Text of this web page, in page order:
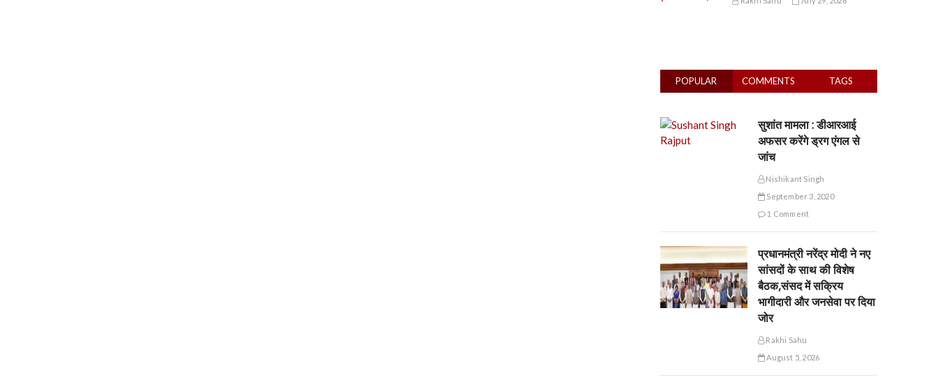
POPULAR COMMENTS TAGS
सुशांत मामला : डीआरआई
अफसर करेंगे ड्रग एंगल से
जांच
Nishikant Singh
September 3, 2020
1 Comment
प्रधानमंत्री नरेंद्र मोदी ने नए
सांसदों के साथ की विशेष
बैठक,संसद में सक्रिय
भागीदारी और जनसेवा पर दिया
जोर
Rakhi Sahu
August 5, 2026